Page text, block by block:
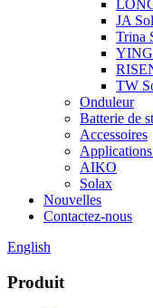
JA
Trina
TW
Onduleur
Batterie de
Accessoires
AIKO
Solax
Nouvelles
Contactez-nous
English
Produit